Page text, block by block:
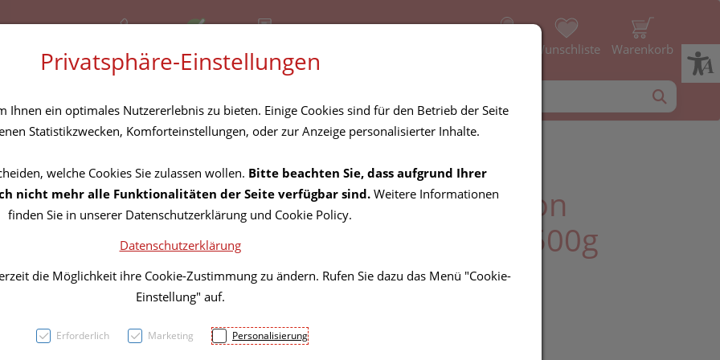
+43 (01) 3683167 Offen Rezept-Anfrage Wunschliste Warenkorb
GreenFood Nutrition
Protein-Haferbrei 500g
Vanille
PZN: 5833940
Privatsphäre-Einstellungen
Ihnen ein optimales Nutzererlebnis zu bieten. Einige Cookies sind für den Betrieb der Seite
Statistikzwecken, Komforteinstellungen, oder zur Anzeige personalisierter Inhalte.
welche Cookies Sie zulassen wollen. Bitte beachten Sie, dass aufgrund Ihrer
nicht mehr alle Funktionalitäten der Seite verfügbar sind. Weitere Informationen
finden Sie in unserer Datenschutzerklärung und Cookie Policy.
Datenschutzerklärung
die Möglichkeit ihre Cookie-Zustimmung zu ändern. Rufen Sie dazu das Menü "Cookie-
Einstellung" auf.
Erforderlich Marketing Personalisierung